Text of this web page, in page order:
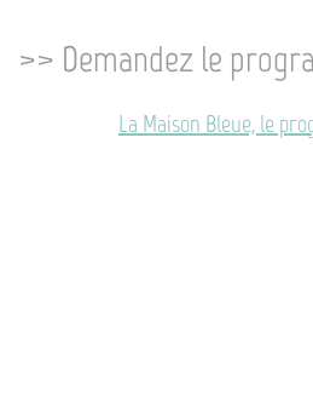
>> Demandez le
La Maison Bleue, le